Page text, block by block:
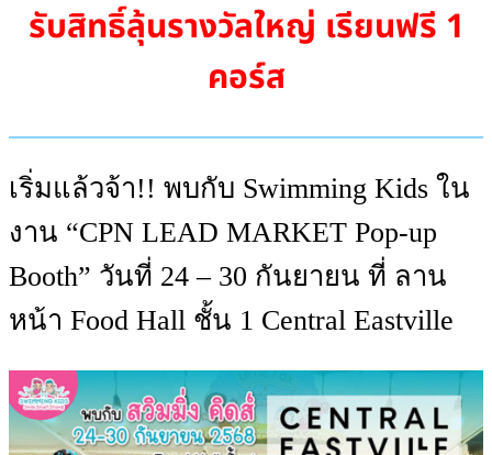
รับสิทธิ์ลุ้นรางวัลใหญ่ เรียนฟรี 1
คอร์ส
เริ่มแล้วจ้า!! พบกับ Swimming Kids ใน
งาน “CPN LEAD MARKET Pop-up
Booth” วันที่ 24 – 30 กันยายน ที่ ลาน
หน้า Food Hall ชั้น 1 Central Eastville